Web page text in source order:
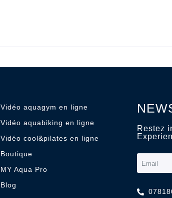
Vidéo aquagym en ligne
Vidéo aquabiking en ligne
Vidéo cool&pilates en ligne
Boutique
MY Aqua Pro
Blog
Restez